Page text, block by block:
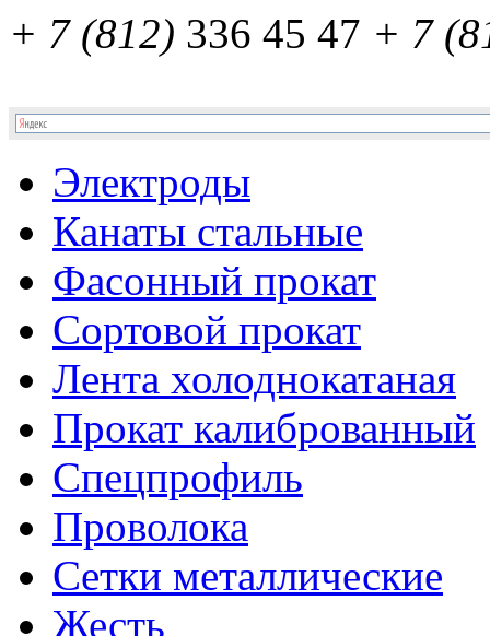
+ 7 (812) 336 45 47 + 7
Электроды
Канаты стальные
Фасонный прокат
Сортовой прокат
Лента холоднокатаная
Прокат калиброванный
Спецпрофиль
Проволока
Сетки металлические
Жесть